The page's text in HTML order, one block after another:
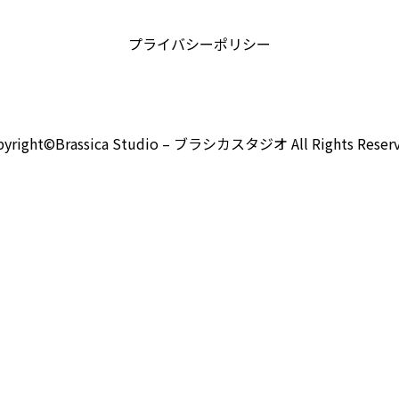
プライバシーポリシー
Studio – ブラシカスタジオ All Rights